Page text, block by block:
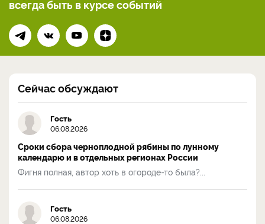
всегдабыть в курсе событий
Сейчас обсуждают
Гость
06.08.2026
Сроки сбора черноплодной рябины по лунному
календарю и в отдельных регионах России
Фигня полная, автор хоть в огороде-то была?...
Гость
06.08.2026